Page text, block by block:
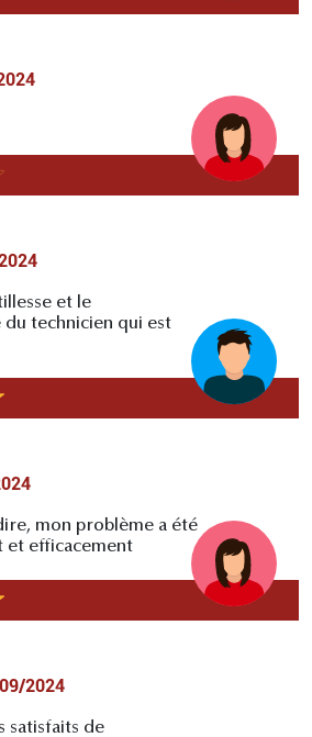
et le
du technicien qui est
mon problème a été
et efficacement
2024
satisfaits de